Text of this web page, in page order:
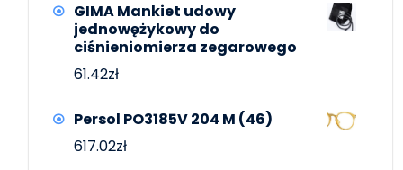
GIMA Mankiet udowy
jednowężykowy do
ciśnieniomierza zegarowego
61.42zł
Persol PO3185V 204 M (46)
617.02zł